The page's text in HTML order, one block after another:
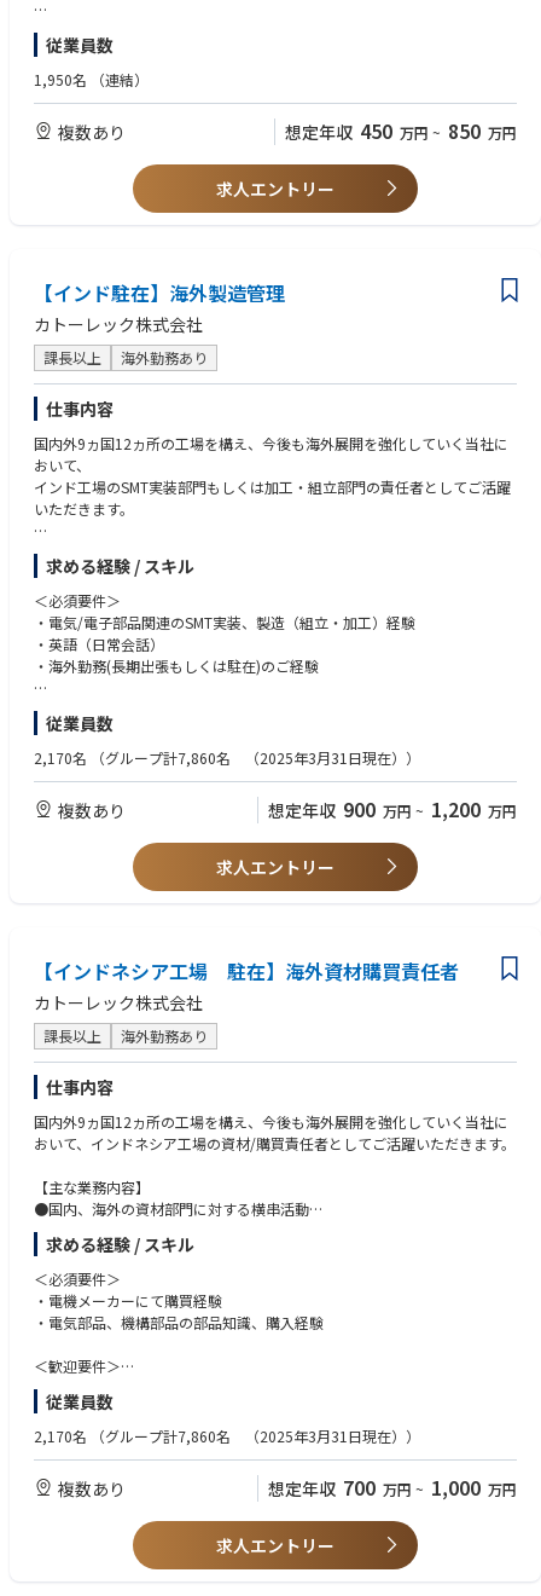
（※将来的に希望や適正に応じて、海外駐在にチャレンジいただくことも
あります。）
・工場調達部門における調達業務
・部品納期管理、新製品向け部品立ち上げ、部品生産効率改善や不良削減
などの改善業務
■ 歓迎
・弊社海外工場（ベトナム工場）での活躍に意欲、興味のある方
従業員数
1,950名 （連結）
複数あり 想定年収 450 万円 ~ 850 万円
求人エントリー
【インド駐在】海外製造管理
カトーレック株式会社
課長以上 海外勤務あり
仕事内容
国内外9ヵ国12ヵ所の工場を構え、今後も海外展開を強化していく当社に
おいて、
インド⼯場のSMT実装部⾨もしくは加⼯・組⽴部⾨の責任者としてご活躍
いただきます。
【主な業務内容】
●SMT実装部門あるいは組立・加工部門の製造全般管理
●工場全体の生産性向上／業務効率化への取り組み／品質向上に向けた改
善活動への取り組み
●ローカルスタッフの採用・育成／マネジメント
●⼯場⻑と共に⼯場全体の運営、補佐
●取引先対応
【インド工場について】
カトーレック(株)とインドのUNO MINDAグループのUNO MINDA KATOLEC
ELECTRONICS SERVICES Pvt. Ltd.は、
インド国内において、EMS事業の合弁会社を設立しております。
車載製品の需要が高まるインド市場において、車載向けのプリント基板実
事業拡大に取り組んでいます。
ローカル含め約800名、うち日本人駐在は2名です。
を予定しております。
研修期間は3ヶ月～6カ月程度を予定しております。その後、インドに赴任
頂く予定です。
ご本人のスキル・ご経験・習熟度により研修期間は異なります。
【キャリアパス】
長期的に海外で就業することができ、将来的には経営を担うこともできる
ポジションです。
求める経験 / スキル
＜必須要件＞
・電気/電子部品関連のSMT実装、製造（組立・加工）経験
・英語（日常会話）
・海外勤務(長期出張もしくは駐在)のご経験
＜歓迎要件＞
・工場長などのマネジメント経験
・インドへの駐在経験
＜求める人物像＞
・海外駐在経験がある方（インドなら歓迎）
・赴任先のルールや文化を理解して適応、順応していく力を持っている方
・海外に長期赴任が可能な方
従業員数
2,170名 （グループ計7,860名 （2025年3月31日現在））
複数あり 想定年収 900 万円 ~ 1,200 万円
求人エントリー
【インドネシア工場 駐在】海外資材購買責任者
カトーレック株式会社
課長以上 海外勤務あり
仕事内容
国内外9ヵ国12ヵ所の工場を構え、今後も海外展開を強化していく当社に
おいて、インドネシア⼯場の資材/購買責任者としてご活躍いただきます。
【主な業務内容】
●国内、海外の資材部門に対する横串活動
●部品調達フォロー、確認
●部品選定、価格契約、立ち上げフォロー
●開発購買（ve品）
●ローカルメンバー社員の採用・育成/マネジメント
ご入社後は、国内工場(高松工場・グローバルEMSセンター)でのOJTトレー
研修期間は1ヶ月程度の予定です。ご本人のスキル・ご経験・習熟度によ
り研修期間は異なります。
・現在の駐在員はCikarang(チカラン)という地域に居住をしております。
にて、15分ほどです。
・Cikarangに居住している日本人の方はこの地域の工業団地勤めの方は多
求める経験 / スキル
＜必須要件＞
・電機メーカーにて購買経験
・電気部品、機構部品の部品知識、購入経験
＜歓迎要件＞
・海外への長期出張/海外赴任のご経験
・英語の日常会話レベル ※業務で使う言語は、日本語と英語です。
・VE(Value Engineering),VA(Value Analysis)の経験
・商品化（製品立ち上げ）において、各イベント毎に購買、技術、QAなど
の役割
・手配図面関係のスキル
・お客様や部品メーカー、ローカルスタッフと円滑にコミュニケーション
従業員数
2,170名 （グループ計7,860名 （2025年3月31日現在））
複数あり 想定年収 700 万円 ~ 1,000 万円
求人エントリー